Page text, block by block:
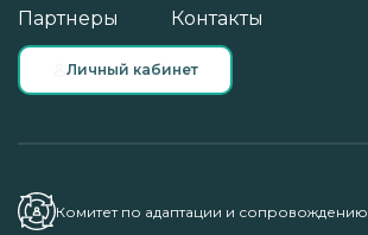
Партнеры
Контакты
Личный кабинет
Комитет по адаптации и сопровождению